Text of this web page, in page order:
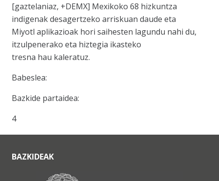
[gaztelaniaz, +DEMX] Mexikoko 68 hizkuntza
indigenak desagertzeko arriskuan daude eta
Miyotl aplikazioak hori saihesten lagundu nahi du,
itzulpenerako eta hiztegia ikasteko
tresna hau kaleratuz.
Babeslea:
Bazkide partaidea:
4
BAZKIDEAK